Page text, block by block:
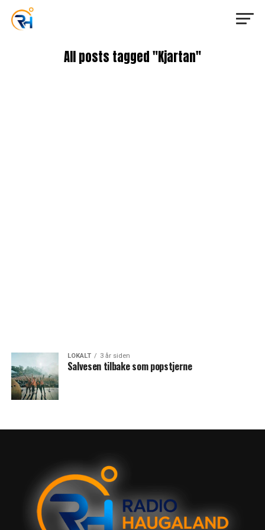
All posts tagged "Kjartan"
LOKALT 3 år siden
Salvesen tilbake som popstjerne